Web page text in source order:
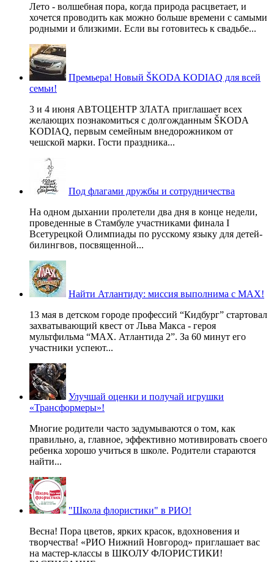
Лето - волшебная пора, когда природа расцветает, и
хочется проводить как можно больше времени с самыми
родными и близкими. Если вы готовитесь к свадьбе...
Премьера! Новый ŠKODA KODIAQ для всей
семьи!
3 и 4 июня АВТОЦЕНТР ЗЛАТА приглашает всех
желающих познакомиться с долгожданным ŠKODA
KODIAQ, первым семейным внедорожником от
чешской марки. Гости праздника...
Под флагами дружбы и сотрудничества
На одном дыхании пролетели два дня в конце недели,
проведенные в Стамбуле участниками финала I
Всетурецкой Олимпиады по русскому языку для детей-
билингвов, посвященной...
Найти Атлантиду: миссия выполнима с MAX!
13 мая в детском городе профессий “Кидбург” стартовал
захватывающий квест от Льва Макса - героя
мультфильма “MAX. Атлантида 2”. За 60 минут его
участники успеют...
Улучшай оценки и получай игрушки
«Трансформеры»!
Многие родители часто задумываются о том, как
правильно, а, главное, эффективно мотивировать своего
ребенка хорошо учиться в школе. Родители стараются
найти...
"Школа флористики" в РИО!
Весна! Пора цветов, ярких красок, вдохновения и
творчества! «РИО Нижний Новгород» приглашает вас
на мастер-классы в ШКОЛУ ФЛОРИСТИКИ!